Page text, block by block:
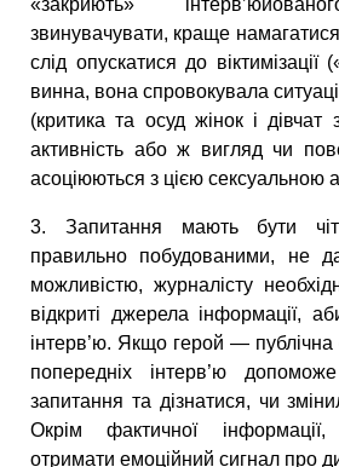
звинувачувати, краще
слід опускатися до
винна, вона спровокувала
(критика та осуд жінок і дівчат
активність або ж вигляд чи
асоціюються з цією сексуальною
3. Запитання мають бути
правильно побудованими, не
можливістю, журналісту
відкриті джерела інформації,
інтерв’ю. Якщо герой —
попередніх інтерв’ю
запитання та дізнатися, чи
Окрім фактичної
отримати емоційний сигнал про